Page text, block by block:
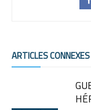
ARTICLES CONNEXES